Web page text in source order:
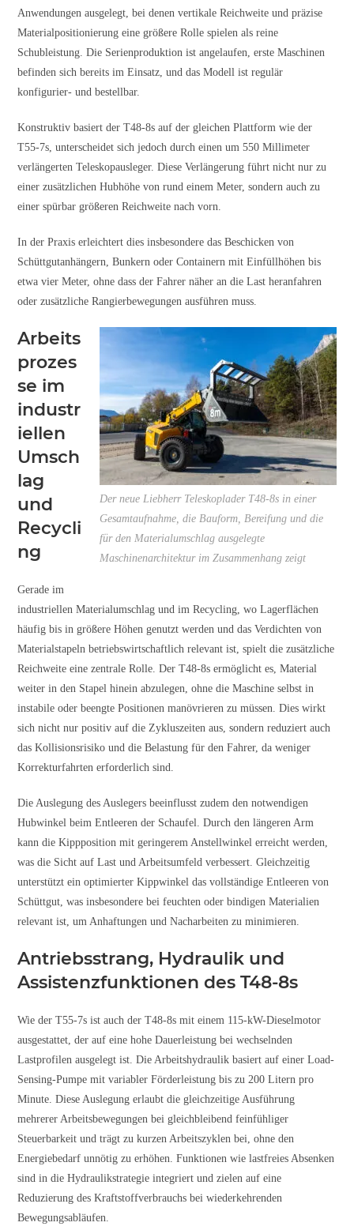
Anwendungen ausgelegt, bei denen vertikale Reichweite und präzise
Materialpositionierung eine größere Rolle spielen als reine
Schubleistung. Die Serienproduktion ist angelaufen, erste Maschinen
befinden sich bereits im Einsatz, und das Modell ist regulär
konfigurier- und bestellbar.
Konstruktiv basiert der T48-8s auf der gleichen Plattform wie der
T55-7s, unterscheidet sich jedoch durch einen um 550 Millimeter
verlängerten Teleskopausleger. Diese Verlängerung führt nicht nur zu
einer zusätzlichen Hubhöhe von rund einem Meter, sondern auch zu
einer spürbar größeren Reichweite nach vorn.
In der Praxis erleichtert dies insbesondere das Beschicken von
Schüttgutanhängern, Bunkern oder Containern mit Einfüllhöhen bis
etwa vier Meter, ohne dass der Fahrer näher an die Last heranfahren
oder zusätzliche Rangierbewegungen ausführen muss.
Der neue Liebherr Teleskoplader T48-8s in einer
Gesamtaufnahme, die Bauform, Bereifung und die
für den Materialumschlag ausgelegte
Maschinenarchitektur im Zusammenhang zeigt
Arbeits
prozes
se im
industr
iellen
Umsch
lag
und
Recycli
ng
Gerade im
industriellen Materialumschlag und im Recycling, wo Lagerflächen
häufig bis in größere Höhen genutzt werden und das Verdichten von
Materialstapeln betriebswirtschaftlich relevant ist, spielt die zusätzliche
Reichweite eine zentrale Rolle. Der T48-8s ermöglicht es, Material
weiter in den Stapel hinein abzulegen, ohne die Maschine selbst in
instabile oder beengte Positionen manövrieren zu müssen. Dies wirkt
sich nicht nur positiv auf die Zykluszeiten aus, sondern reduziert auch
das Kollisionsrisiko und die Belastung für den Fahrer, da weniger
Korrekturfahrten erforderlich sind.
Die Auslegung des Auslegers beeinflusst zudem den notwendigen
Hubwinkel beim Entleeren der Schaufel. Durch den längeren Arm
kann die Kippposition mit geringerem Anstellwinkel erreicht werden,
was die Sicht auf Last und Arbeitsumfeld verbessert. Gleichzeitig
unterstützt ein optimierter Kippwinkel das vollständige Entleeren von
Schüttgut, was insbesondere bei feuchten oder bindigen Materialien
relevant ist, um Anhaftungen und Nacharbeiten zu minimieren.
Antriebsstrang, Hydraulik und
Assistenzfunktionen des T48-8s
Wie der T55-7s ist auch der T48-8s mit einem 115-kW-Dieselmotor
ausgestattet, der auf eine hohe Dauerleistung bei wechselnden
Lastprofilen ausgelegt ist. Die Arbeitshydraulik basiert auf einer Load-
Sensing-Pumpe mit variabler Förderleistung bis zu 200 Litern pro
Minute. Diese Auslegung erlaubt die gleichzeitige Ausführung
mehrerer Arbeitsbewegungen bei gleichbleibend feinfühliger
Steuerbarkeit und trägt zu kurzen Arbeitszyklen bei, ohne den
Energiebedarf unnötig zu erhöhen. Funktionen wie lastfreies Absenken
sind in die Hydraulikstrategie integriert und zielen auf eine
Reduzierung des Kraftstoffverbrauchs bei wiederkehrenden
Bewegungsabläufen.